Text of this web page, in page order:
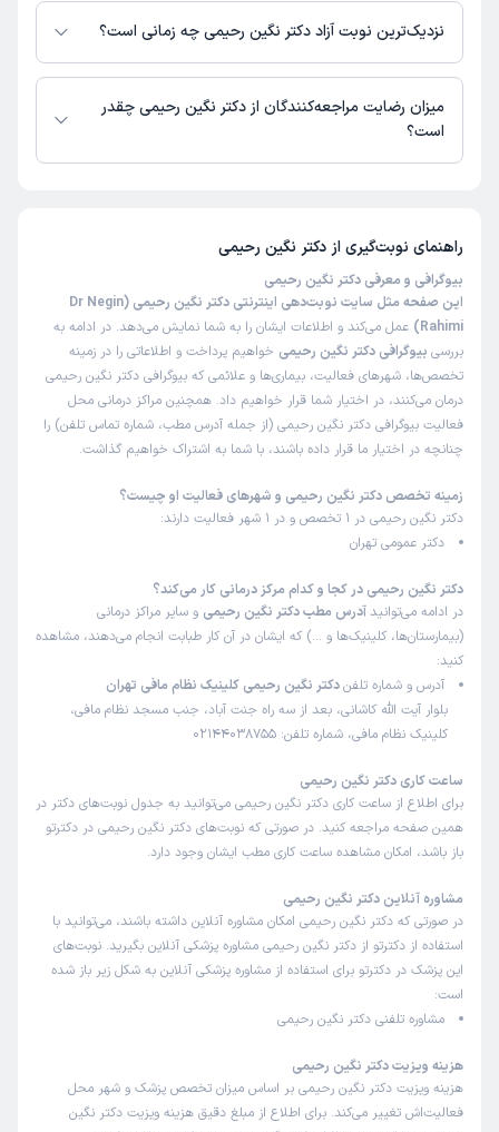
علت مراجعه: نظارت بر فشار خون بالا
کاربر دکترتو
1405/04/13
این پزشک را پیشنهاد میکنم
ممنون از خانم دکتر تشخیصشون عالی و بهبود پیذا کزدم
علت مراجعه: درد قفسه سینه یا تنگی نفس
نزدیک‌ترین نوبت آزاد دکتر نگین رحیمی چه زمانی است؟
دکتر نگین رحیمی از روز شنبه 17 مرداد 1405 بیمار جدید می‌پذیرند.
میزان رضایت مراجعه‌کنندگان از دکتر نگین رحیمی چقدر
است؟
راهنمای نوبت‌گیری از دکتر نگین رحیمی
بیوگرافی و معرفی دکتر نگین رحیمی
این صفحه مثل سایت نوبت‌دهی اینترنتی دکتر نگین رحیمی (Dr Negin
Rahimi)
عمل می‌کند و اطلاعات ایشان را به شما نمایش می‌دهد. در ادامه به
بررسی بیوگرافی دکتر نگین رحیمی خواهیم پرداخت و اطلاعاتی را در زمینه
تخصص‌ها، شهرهای فعالیت، بیماری‌ها و علائمی که بیوگرافی دکتر نگین رحیمی
درمان می‌کنند، در اختیار شما قرار خواهیم داد. همچنین مراکز درمانی محل
فعالیت بیوگرافی دکتر نگین رحیمی (از جمله آدرس مطب، شماره تماس تلفن) را
چنانچه در اختیار ما قرار داده باشند، با شما به اشتراک خواهیم گذاشت.
زمینه تخصص دکتر نگین رحیمی و شهرهای فعالیت او چیست؟
دکتر نگین رحیمی در 1 تخصص و در 1 شهر فعالیت دارند:
دکتر عمومی تهران
دکتر نگین رحیمی در کجا و کدام مرکز درمانی کار می‌کند؟
در ادامه می‌توانید آدرس مطب دکتر نگین رحیمی و سایر مراکز درمانی
(بیمارستان‌ها، کلینیک‌ها و …) که ایشان در آن کار طبابت انجام می‌دهند، مشاهده
کنید:
آدرس و شماره تلفندکتر نگین رحیمی کلینیک نظام مافی تهران
بلوار آیت الله کاشانی، بعد از سه راه جنت آباد، جنب مسجد نظام مافی،
کلینیک نظام مافی، شماره تلفن: 02144038755
ساعت کاری دکتر نگین رحیمی
برای اطلاع از ساعت کاری دکتر نگین رحیمی می‌توانید به جدول نوبت‌های دکتر در
همین صفحه مراجعه کنید. در صورتی که نوبت‌های دکتر نگین رحیمی در دکترتو
باز باشد، امکان مشاهده ساعت کاری مطب ایشان وجود دارد.
مشاوره آنلاین دکتر نگین رحیمی
در صورتی که دکتر نگین رحیمی امکان مشاوره آنلاین داشته باشند، می‌توانید با
استفاده از دکترتو از دکتر نگین رحیمی مشاوره پزشکی آنلاین بگیرید. نوبت‌های
این پزشک در دکترتو برای استفاده از مشاوره پزشکی آنلاین به شکل زیر باز شده
است:
مشاوره تلفنی دکتر نگین رحیمی
هزینه ویزیت دکتر نگین رحیمی
هزینه ویزیت دکتر نگین رحیمی بر اساس میزان تخصص پزشک و شهر محل
فعالیت‌اش تغییر می‌کند. برای اطلاع از مبلغ دقیق هزینه ویزیت دکتر نگین